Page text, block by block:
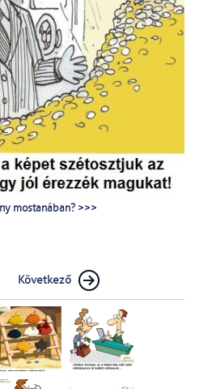
mostanában? >>>
Következő